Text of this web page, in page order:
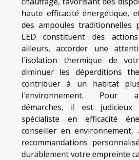
haute efficacité énergétique,
des ampoules traditionnelles
LED constituent des
ailleurs, accorder une
l'isolation thermique de
diminuer les déperditions
contribuer à un habitat
l'environnement. Pour
démarches, il est
spécialiste en efficacité
conseiller en
recommandations
durablement votre empreinte